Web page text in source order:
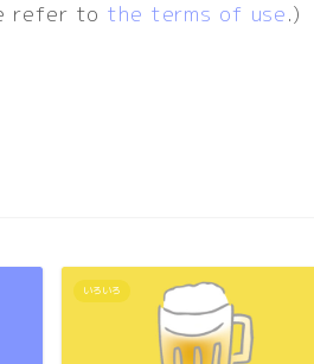
refer to the terms of use.)
いろいろ